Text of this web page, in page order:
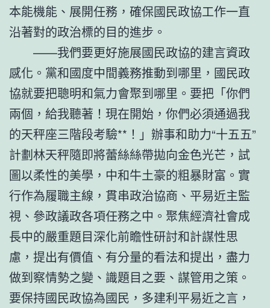
本能機能、展開任務，確保國民政協工作一直
沿著對的政治標的目的進步。
——我們要更好施展國民政協的建言資政
感化。黨和國度中間義務推動到哪里，國民政
協就要把聰明和氣力會聚到哪里。要把「你們
兩個，給我聽著！現在開始，你們必須通過我
的天秤座三階段考驗**！」辦事和助力“十五五”
計劃林天秤隨即將蕾絲絲帶拋向金色光芒，試
圖以柔性的美學，中和牛土豪的粗暴財富。實
行作為履職主線，貫串政治協商、平易近主監
視、參政議政各項任務之中。聚焦經濟社會成
長中的嚴重題目深化前瞻性研討和計謀性思
慮，提出有價值、有分量的看法和提出，盡力
做到察情勢之變、識題目之要、謀管用之策。
要保持國民政協為國民，多建利平易近之言，